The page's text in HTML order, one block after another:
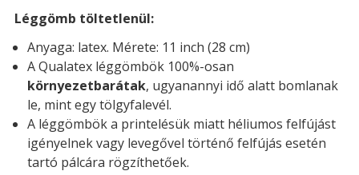
Léggömb töltetlenül:
Anyaga: latex. Mérete: 11 inch (28 cm)
A Qualatex léggömbök 100%-osan
környezetbarátak, ugyanannyi idő alatt bomlanak
le, mint egy tölgyfalevél.
A léggömbök a printelésük miatt héliumos felfújást
igényelnek vagy levegővel történő felfújás esetén
tartó pálcára rögzíthetőek.